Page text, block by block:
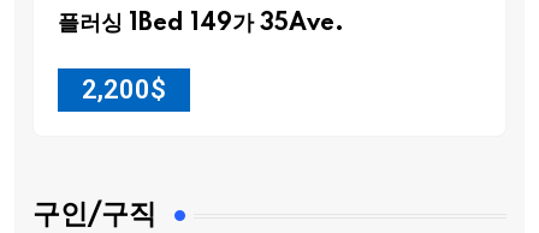
플러싱 1Bed 149가 35Ave.
2,200$
구인/구직